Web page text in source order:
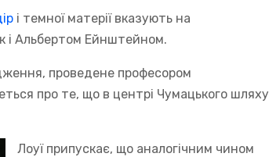
і темної матерії вказують на
і Альбертом Ейнштейном.
проведене професором
про те, що в центрі Чумацького шляху
Лоуї припускає, що аналогічним чином